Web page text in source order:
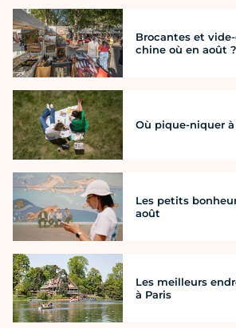
Brocantes et
chine où en août ?
Où pique-niquer à
Les petits
août
Les meilleurs
à Paris